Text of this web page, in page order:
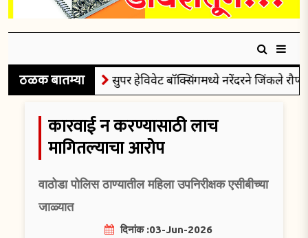
ठळक बातम्या सुपर हेविवेट बॉक्सिंगमध्ये नरेंदरने जिंकले रौप्यपदक
कारवाई न करण्यासाठी लाच
मागितल्याचा आरोप
वाठोडा पोलिस ठाण्यातील महिला उपनिरीक्षक एसीबीच्या
जाळ्यात
दिनांक :03-Jun-2026